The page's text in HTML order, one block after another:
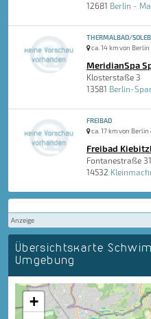
12681 Berlin -
THERMALBAD/
ca. 14 km von
MeridianSpa
Klosterstaße 3
13581 Berlin-
FREIBAD
ca. 17 km von
Freibad
Fontanestraße 31
14532
Anzeige
Übersichtskarte
Umgebung
+